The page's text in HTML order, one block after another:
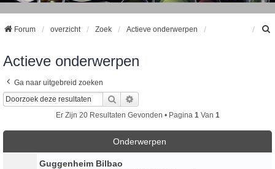
Forum overzicht Zoek Actieve onderwerpen
Actieve onderwerpen
Ga naar uitgebreid zoeken
Zoek
Er Zijn 20 Resultaten Gevonden • Pagina 1 Van 1
Onderwerpen
Guggenheim Bilbao